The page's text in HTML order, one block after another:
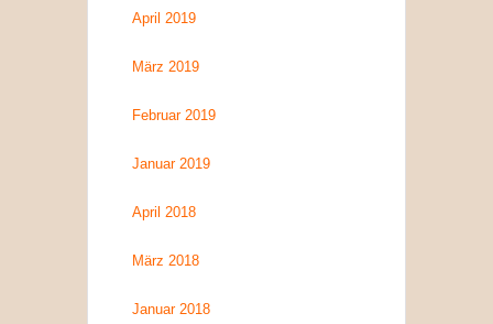
April 2019
März 2019
Februar 2019
Januar 2019
April 2018
März 2018
Januar 2018